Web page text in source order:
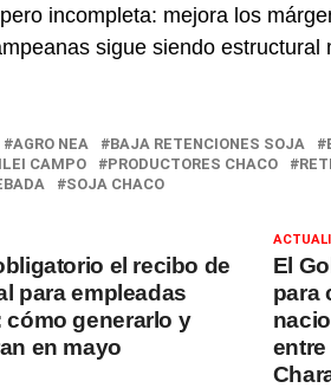
incompleta: mejora los
sigue siendo
AGRO NEA BAJA RETENCIONES SOJA
CAMPO PRODUCTORES CHACO
SOJA CHACO
El
para
entre
el recibo de
para empleadas
generarlo y
en mayo